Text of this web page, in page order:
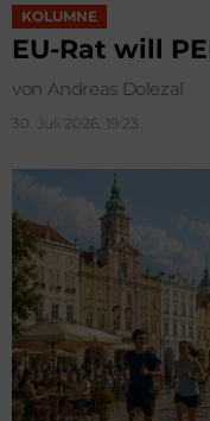
KOLUMNE
EU-Rat will
von Andreas Dolezal
30. Juli 2026, 19:23